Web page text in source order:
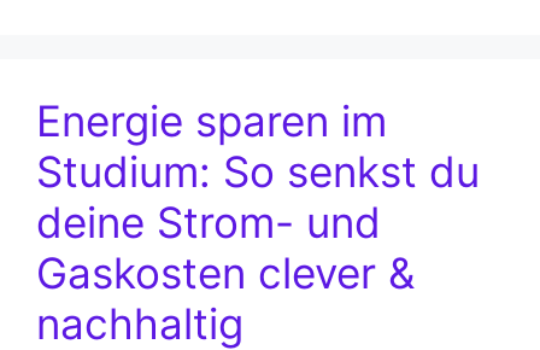
Energie sparen im
Studium: So senkst du
deine Strom- und
Gaskosten clever &
nachhaltig